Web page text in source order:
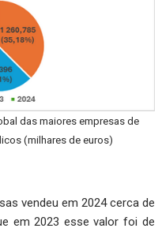
das maiores empresas de
(milhares de euros)
vendeu em 2024 cerca de
em 2023 esse valor foi de